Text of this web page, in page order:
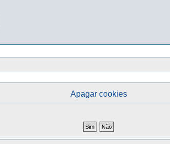
Apagar cookies